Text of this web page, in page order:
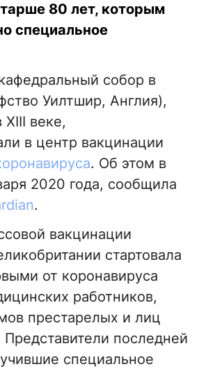
80 лет, которым
специальное
собор в
Уилтшир, Англия),
веке,
в центр вакцинации
. Об этом в
2020 года, сообщила
.
вакцинации
стартовала
от коронавируса
работников,
престарелых и лиц
последней
специальное